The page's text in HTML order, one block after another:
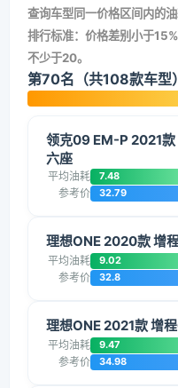
查询车型同一价格区间内的
排行标准：价格差别小于
不少于20。
第70名（共108款车型）
领克09 EM-P 2021
六座
平均油耗 7.48
参考价 32.79
理想ONE 2020款 增
平均油耗 9.02
参考价 32.8
理想ONE 2021款 增
平均油耗 9.47
参考价 34.98